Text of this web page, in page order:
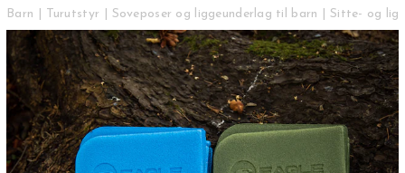
Barn Turutstyr Soveposer og liggeunderlag til barn Sitte- og